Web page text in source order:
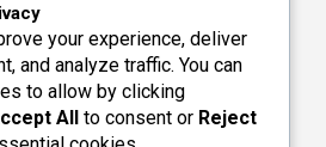
your experience, deliver
and analyze traffic. You can
to allow by clicking
All to consent or Reject